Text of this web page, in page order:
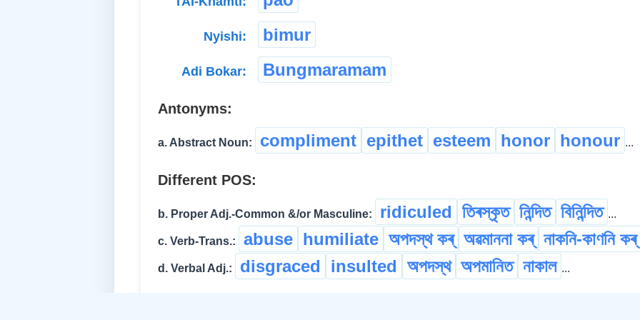
Nyishi: bimur
Adi Bokar: Bungmaramam
Antonyms:
a. Abstract Noun: compliment epithet esteem honor honour ...
Different POS:
b. Proper Adj.-Common &/or Masculine: ridiculed তিৰস্কৃত নিন্দিত বিনিন্দিত ...
c. Verb-Trans.: abuse humiliate অপদস্থ কৰ্ অৱমাননা কৰ্ নাকনি-কাণনি কৰ্
d. Verbal Adj.: disgraced insulted অপদস্থ অপমানিত নাকাল ...